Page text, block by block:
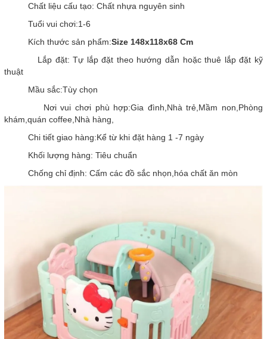
Chất liệu cấu tạo: Chất nhựa nguyên sinh
Tuổi vui chơi:1-6
Kích thước sản phẩm:Size 148x118x68 Cm
Lắp đặt: Tự lắp đặt theo hướng dẫn hoặc thuê lắp đặt kỹ
thuật
Mầu sắc:Tùy chọn
Nơi vui chơi phù hợp:Gia đình,Nhà trẻ,Mầm non,Phòng
khám,quán coffee,Nhà hàng,
Chi tiết giao hàng:Kể từ khi đặt hàng 1 -7 ngày
Khối lượng hàng: Tiêu chuẩn
Chống chỉ định: Cấm các đồ sắc nhọn,hóa chất ăn mòn